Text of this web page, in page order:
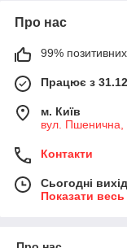
Про нас
99% позитивних
Працює з
м. Київ
вул. Пшенична,
Контакти
Сьогодні
Показати